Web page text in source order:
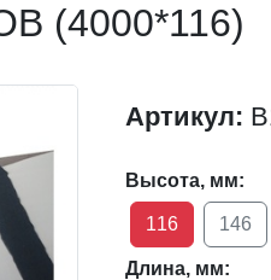
(4000*116)
Артикул:
Высота, мм:
116 146
Длина, мм: